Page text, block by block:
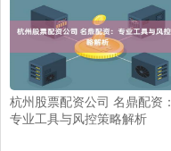
杭州股票配资公司 名鼎配资：
专业工具与风控策略解析